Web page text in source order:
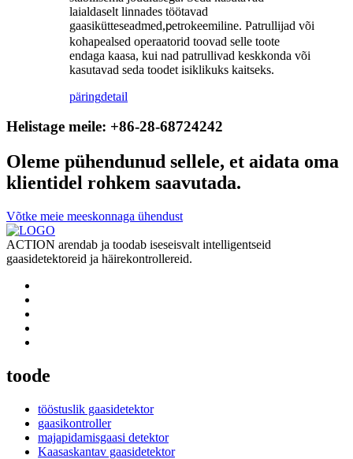
laialdaselt linnades töötavad
gaasikütteseadmed,petrokeemiline. Patrullijad või
kohapealsed operaatorid toovad selle toote
endaga kaasa, kui nad patrullivad keskkonda või
kasutavad seda toodet isiklikuks kaitseks.
päringdetail
Helistage meile: +86-28-68724242
Oleme pühendunud sellele, et aidata oma
klientidel rohkem saavutada.
Võtke meie meeskonnaga ühendust
ACTION arendab ja toodab iseseisvalt intelligentseid
gaasidetektoreid ja häirekontrollereid.
toode
tööstuslik gaasidetektor
gaasikontroller
majapidamisgaasi detektor
Kaasaskantav gaasidetektor